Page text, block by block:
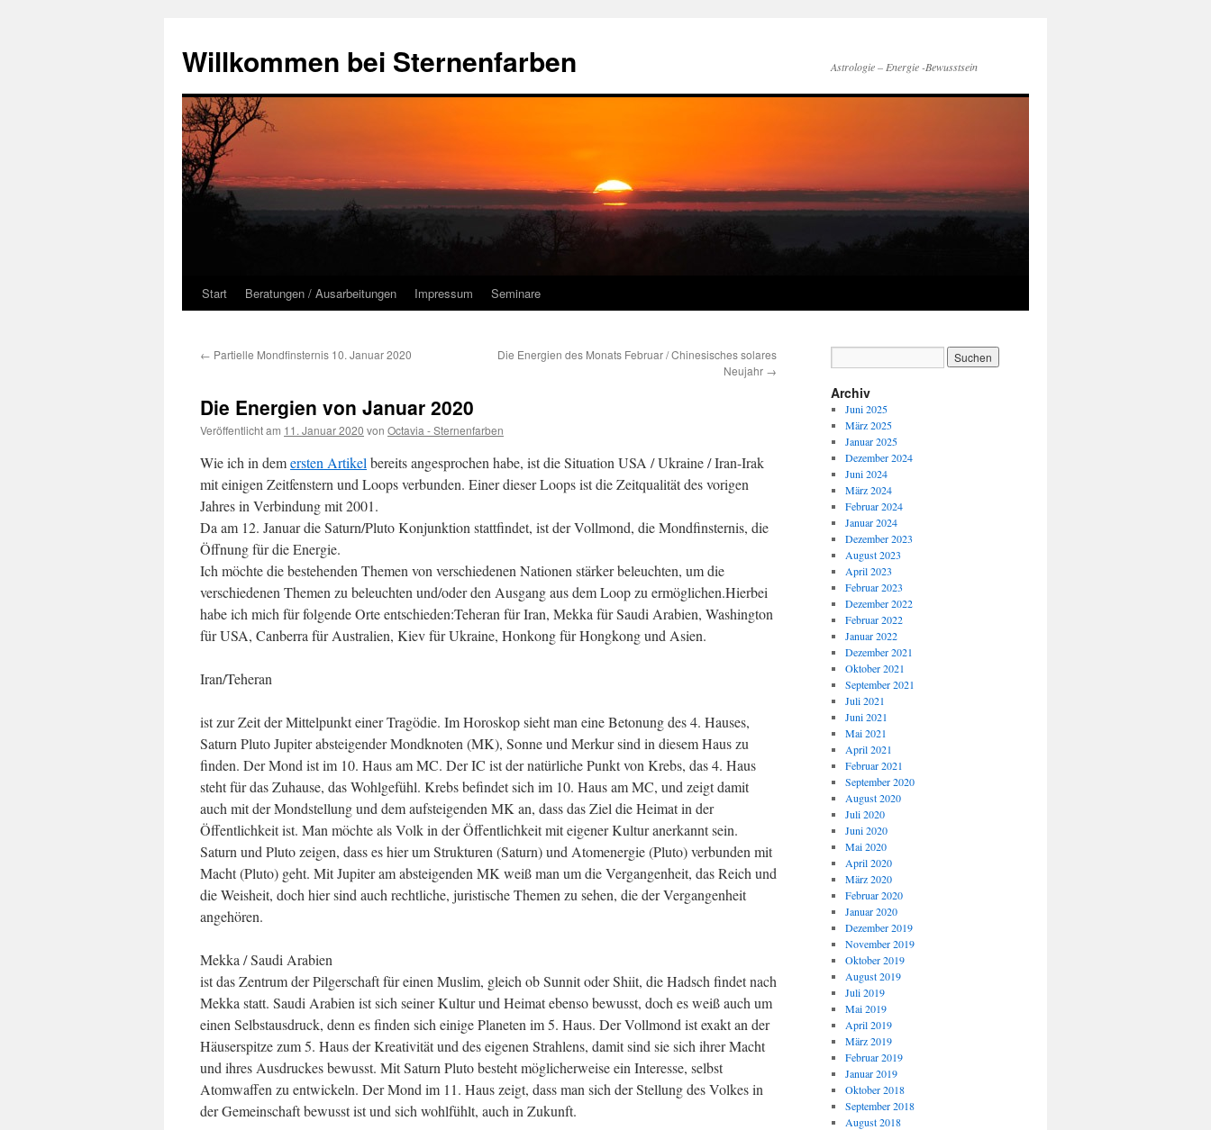
springen
Willkommen bei Sternenfarben Astrologie – Energie -Bewusstsein
Start Beratungen / Ausarbeitungen Impressum Seminare
← Partielle Mondfinsternis 10. Januar 2020
Die Energien des Monats Februar / Chinesisches solares
Neujahr →
Die Energien von Januar 2020
Veröffentlicht am 11. Januar 2020 von Octavia - Sternenfarben
Wie ich in demersten Artikel bereits angesprochen habe, ist die Situation USA / Ukraine / Iran-Irak
mit einigen Zeitfenstern und Loops verbunden. Einer dieser Loops ist die Zeitqualität des vorigen
Jahres in Verbindung mit 2001.
Da am 12. Januar die Saturn/Pluto Konjunktion stattfindet, ist der Vollmond, die Mondfinsternis, die
Öffnung für die Energie.
Ich möchte die bestehenden Themen von verschiedenen Nationen stärker beleuchten, um die
verschiedenen Themen zu beleuchten und/oder den Ausgang aus dem Loop zu ermöglichen.Hierbei
habe ich mich für folgende Orte entschieden:Teheran für Iran, Mekka für Saudi Arabien, Washington
für USA, Canberra für Australien, Kiev für Ukraine, Honkong für Hongkong und Asien.
Iran/Teheran
ist zur Zeit der Mittelpunkt einer Tragödie. Im Horoskop sieht man eine Betonung des 4. Hauses,
Saturn Pluto Jupiter absteigender Mondknoten (MK), Sonne und Merkur sind in diesem Haus zu
finden. Der Mond ist im 10. Haus am MC. Der IC ist der natürliche Punkt von Krebs, das 4. Haus
steht für das Zuhause, das Wohlgefühl. Krebs befindet sich im 10. Haus am MC, und zeigt damit
auch mit der Mondstellung und dem aufsteigenden MK an, dass das Ziel die Heimat in der
Öffentlichkeit ist. Man möchte als Volk in der Öffentlichkeit mit eigener Kultur anerkannt sein.
Saturn und Pluto zeigen, dass es hier um Strukturen (Saturn) und Atomenergie (Pluto) verbunden mit
Macht (Pluto) geht. Mit Jupiter am absteigenden MK weiß man um die Vergangenheit, das Reich und
die Weisheit, doch hier sind auch rechtliche, juristische Themen zu sehen, die der Vergangenheit
angehören.
Mekka / Saudi Arabien
ist das Zentrum der Pilgerschaft für einen Muslim, gleich ob Sunnit oder Shiit, die Hadsch findet nach
Mekka statt. Saudi Arabien ist sich seiner Kultur und Heimat ebenso bewusst, doch es weiß auch um
einen Selbstausdruck, denn es finden sich einige Planeten im 5. Haus. Der Vollmond ist exakt an der
Häuserspitze zum 5. Haus der Kreativität und des eigenen Strahlens, damit sind sie sich ihrer Macht
und ihres Ausdruckes bewusst. Mit Saturn Pluto besteht möglicherweise ein Interesse, selbst
Atomwaffen zu entwickeln. Der Mond im 11. Haus zeigt, dass man sich der Stellung des Volkes in
der Gemeinschaft bewusst ist und sich wohlfühlt, auch in Zukunft.
Archiv
Juni 2025
März 2025
Januar 2025
Dezember 2024
Juni 2024
März 2024
Februar 2024
Januar 2024
Dezember 2023
August 2023
April 2023
Februar 2023
Dezember 2022
Februar 2022
Januar 2022
Dezember 2021
Oktober 2021
September 2021
Juli 2021
Juni 2021
Mai 2021
April 2021
Februar 2021
September 2020
August 2020
Juli 2020
Juni 2020
Mai 2020
April 2020
März 2020
Februar 2020
Januar 2020
Dezember 2019
November 2019
Oktober 2019
August 2019
Juli 2019
Mai 2019
April 2019
März 2019
Februar 2019
Januar 2019
Oktober 2018
September 2018
August 2018